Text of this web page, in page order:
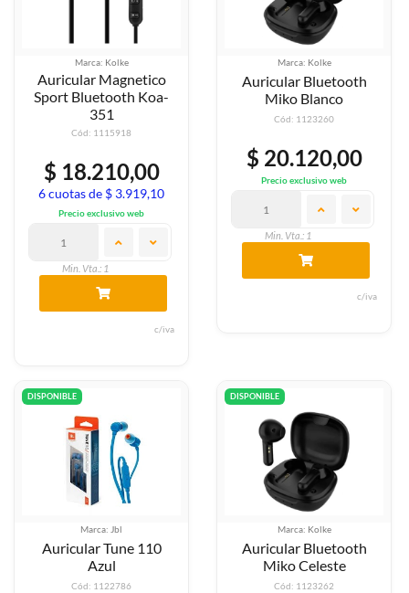
Marca: Kolke
Auricular Magnetico
Sport Bluetooth Koa-
351
Cód: 1115918
$ 18.210,00
6 cuotas de $ 3.919,10
Precio exclusivo web
Min. Vta.: 1
c/iva
Marca: Kolke
Auricular Bluetooth
Miko Blanco
Cód: 1123260
$ 20.120,00
Precio exclusivo web
Min. Vta.: 1
c/iva
DISPONIBLE
Marca: Jbl
Auricular Tune 110
Azul
Cód: 1122786
DISPONIBLE
Marca: Kolke
Auricular Bluetooth
Miko Celeste
Cód: 1123262